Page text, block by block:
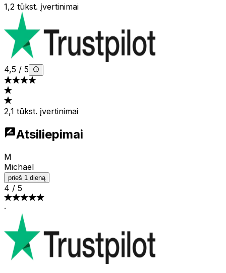
1,2 tūkst. įvertinimai
4,5 / 5
2,1 tūkst. įvertinimai
Atsiliepimai
M
Michael
prieš 1 dieną
4 / 5
·